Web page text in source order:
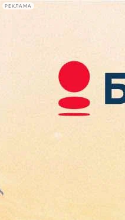
РЕКЛАМА
Сегодня:
2026.08.10
22:27
Афиша Plus